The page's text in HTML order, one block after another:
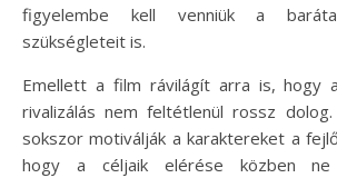
figyelembe kell venniük a
szükségleteit is.
Emellett a film rávilágít arra is, hogy
rivalizálás nem feltétlenül rossz
sokszor motiválják a karaktereket a
hogy a céljaik elérése közben